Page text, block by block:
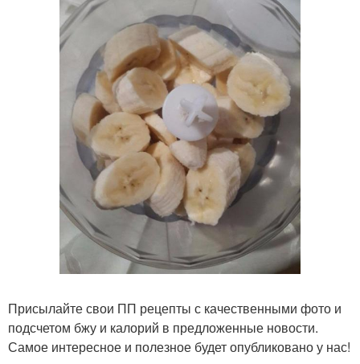
Присылайте свои ПП рецепты с качественными фото и
подсчетом бжу и калорий в предложенные новости.
Самое интересное и полезное будет опубликовано у нас!